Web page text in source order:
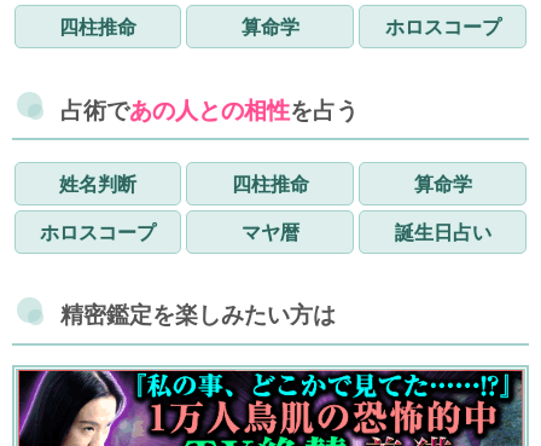
四柱推命 算命学 ホロスコープ
占術であの人との相性を占う
姓名判断 四柱推命
算命学
ホロスコープ
マヤ暦 誕生日占い
精密鑑定を楽しみたい方は